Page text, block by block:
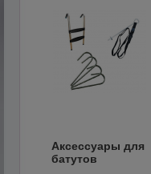
Аксессуары для
батутов